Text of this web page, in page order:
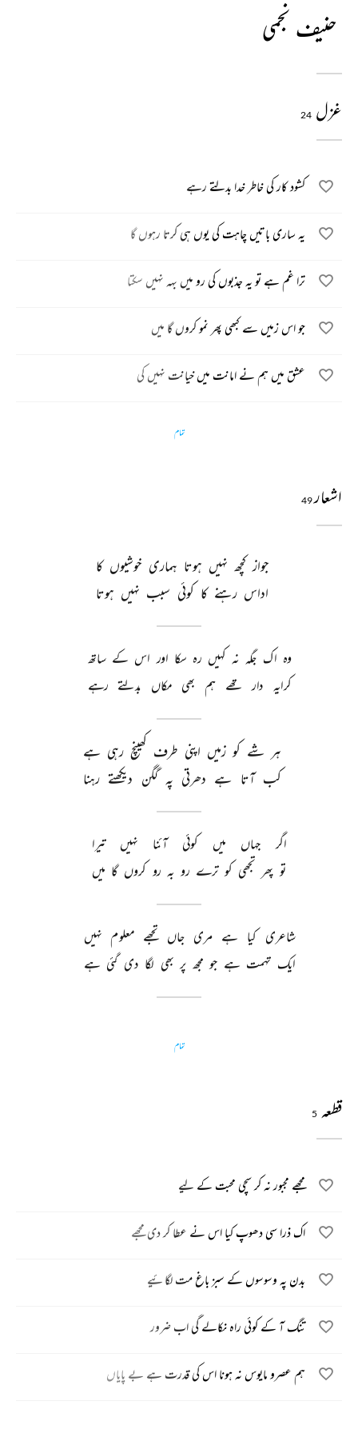
حنیف نجمی
غزل 24
کشود کار کی خاطر خدا بدلتے رہے
یہ ساری باتیں چاہت کی یوں ہی کرتا رہوں گا
ترا غم ہے تو یہ جذبوں کی رو میں بہہ نہیں سکتا
جو اس زمیں سے کبھی پھر نمو کروں گا میں
عشق میں ہم نے امانت میں خیانت نہیں کی
تمام
اشعار49
جواز کچھ نہیں ہوتا ہماری خوشیوں کا
اداس رہنے کا کوئی سبب نہیں ہوتا
وہ اک جگہ نہ کہیں رہ سکا اور اس کے ساتھ
کرایہ
دار تھے ہم بھی مکاں بدلتے رہے
ہر شے کو زمیں اپنی طرف کھینچ رہی ہے
کب آتا ہے دھرتی پہ گگن دیکھتے رہنا
اگر جہاں میں کوئی آئنا نہیں
تیرا
تو پھر تجھی کو ترے رو بہ رو کروں گا میں
شاعری کیا ہے مری جاں تجھے معلوم نہیں
ایک تہمت ہے جو مجھ پر بھی لگا دی گئی ہے
تمام
قطعہ 5
مجھے مجبور نہ کر سچی محبت کے لیے
اک ذرا سی دھوپ کیا اس نے عطا کر دی مجھے
بدن پہ وسوسوں کے سبز باغ مت لگائیے
تنگ آ کے کوئی راہ نکالے گی اب ضرور
ہم عصرو مایوس نہ ہونا اس کی قدرت ہے بے پایاں